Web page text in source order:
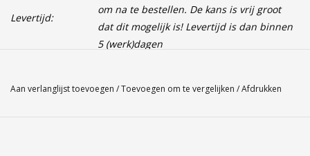
Levertijd:
om na te bestellen. De kans is vrij groot
dat dit mogelijk is! Levertijd is dan binnen
5 (werk)dagen
Maathulp: gebruik ons Babolat maatschema indien je twijfelt
Aan verlanglijst toevoegen /Toevoegen om te vergelijken /Afdrukken